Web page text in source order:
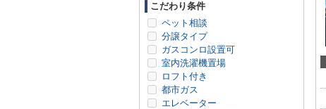
こだわり条件
ペット相談
分譲タイプ
ガスコンロ設置可
室内洗濯機置場
ロフト付き
都市ガス
エレベーター